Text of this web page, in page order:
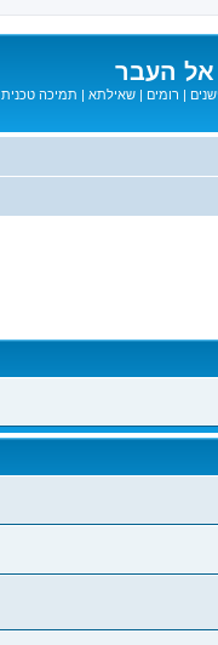
העבר
| רומים | שאילתא | תמיכה טכנית